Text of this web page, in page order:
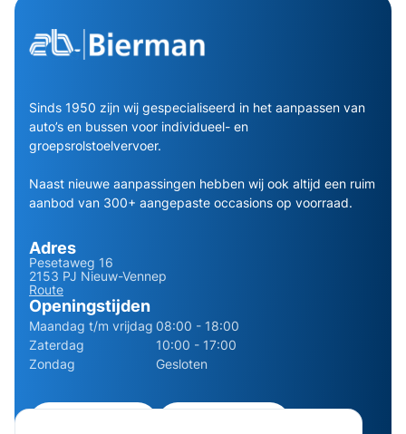
Sinds 1950 zijn wij gespecialiseerd in het aanpassen van
auto’s en bussen voor individueel- en
groepsrolstoelvervoer.
Naast nieuwe aanpassingen hebben wij ook altijd een ruim
aanbod van 300+ aangepaste occasions op voorraad.
Adres
Pesetaweg 16
2153 PJ Nieuw-Vennep
Route
Openingstijden
Maandag t/m vrijdag 08:00 - 18:00
Zaterdag
10:00 - 17:00
Zondag
Gesloten